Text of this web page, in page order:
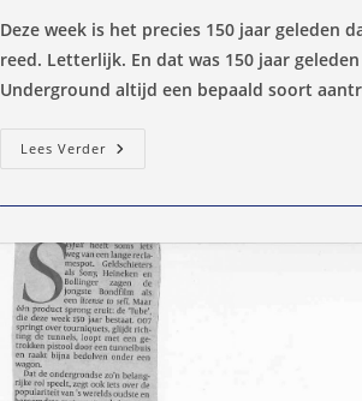
Deze week is het precies 150 jaar geleden
reed. Letterlijk. En dat was 150 jaar
Underground altijd een bepaald soort
Lees Verder150